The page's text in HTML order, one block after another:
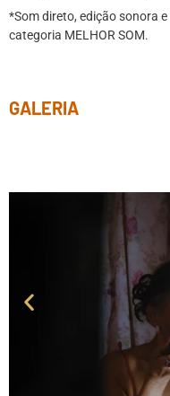
*Som direto, edição sonora
categoria MELHOR SOM.
GALERIA